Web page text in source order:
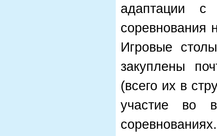
адаптации
соревнования
Игровые
закуплены
(всего их в
участие во